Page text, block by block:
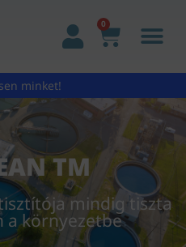
0
minket!
TM
mindig tiszta
a környezetbe